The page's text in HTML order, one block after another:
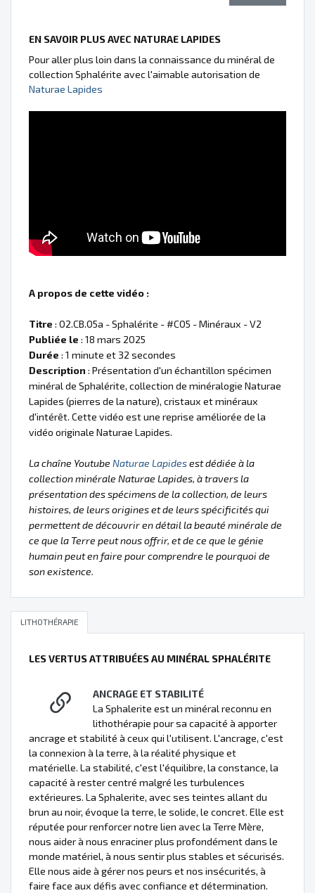
EN SAVOIR PLUS AVEC NATURAE LAPIDES
Pour aller plus loin dans la connaissance du minéral de
collection Sphalérite avec l'aimable autorisation de
Naturae Lapides
A propos de cette vidéo :
Titre : 02.CB.05a - Sphalérite - #C05 - Minéraux - V2
Publiée le : 18 mars 2025
Durée : 1 minute et 32 secondes
Description : Présentation d'un échantillon spécimen
minéral de Sphalérite, collection de minéralogie Naturae
Lapides (pierres de la nature), cristaux et minéraux
d'intérêt. Cette vidéo est une reprise améliorée de la
vidéo originale Naturae Lapides.
La chaîne Youtube Naturae Lapidesest dédiée à la
collection minérale Naturae Lapides, à travers la
présentation des spécimens de la collection, de leurs
histoires, de leurs origines et de leurs spécificités qui
permettent de découvrir en détail la beauté minérale de
ce que la Terre peut nous offrir, et de ce que le génie
humain peut en faire pour comprendre le pourquoi de
son existence.
LITHOTHÉRAPIE
LES VERTUS ATTRIBUÉES AU MINÉRAL SPHALÉRITE
ANCRAGE ET STABILITÉ
La Sphalerite est un minéral reconnu en
lithothérapie pour sa capacité à apporter
ancrage et stabilité à ceux qui l'utilisent. L'ancrage, c'est
la connexion à la terre, à la réalité physique et
matérielle. La stabilité, c'est l'équilibre, la constance, la
capacité à rester centré malgré les turbulences
extérieures. La Sphalerite, avec ses teintes allant du
brun au noir, évoque la terre, le solide, le concret. Elle est
réputée pour renforcer notre lien avec la Terre Mère,
nous aider à nous enraciner plus profondément dans le
monde matériel, à nous sentir plus stables et sécurisés.
Elle nous aide à gérer nos peurs et nos insécurités, à
faire face aux défis avec confiance et détermination.